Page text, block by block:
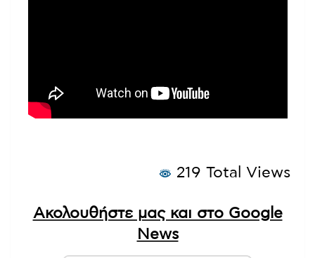
219 Total Views
Ακολουθήστε μας και στο Google
News